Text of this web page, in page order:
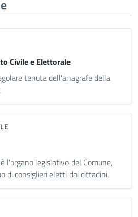
Civile e Elettorale
tenuta dell'anagrafe della
l'organo legislativo del Comune,
di consiglieri eletti dai cittadini.